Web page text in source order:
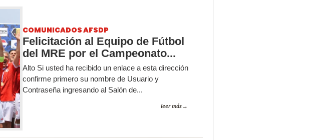
COMUNICADOS AFSDP
Felicitación al Equipo de Fútbol
del MRE por el Campeonato...
Alto Si usted ha recibido un enlace a esta dirección
confirme primero su nombre de Usuario y
Contraseña ingresando al Salón de...
leer más